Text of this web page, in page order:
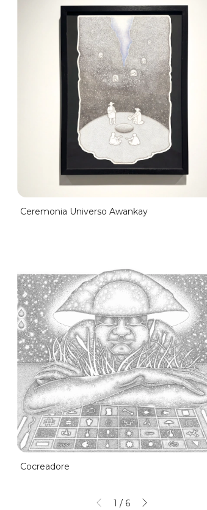
Ceremonia Universo Awankay
Cocreadore
1 / 6